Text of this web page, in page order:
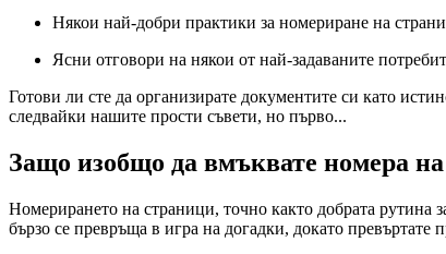
Някои най-добри практики за номериране на
Ясни отговори на някои от най-задаваните
Готови ли сте да организирате документите си като
следвайки нашите прости съвети, но първо...
Защо изобщо да вмъквате номера
Номерирането на страници, точно както добрата рутина
бързо се превръща в игра на догадки, докато превъртате